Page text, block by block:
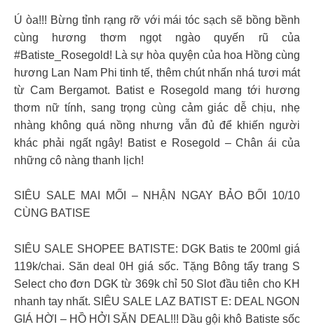
Ú òa!!! Bừng tỉnh rạng rỡ với mái tóc sạch sẽ bồng bềnh
cùng hương thơm ngọt ngào quyến rũ của
#Batiste_Rosegold! Là sự hòa quyện của hoa Hồng cùng
hương Lan Nam Phi tinh tế, thêm chút nhấn nhá tươi mát
từ Cam Bergamot. Batist e Rosegold mang tới hương
thơm nữ tính, sang trọng cùng cảm giác dễ chịu, nhẹ
nhàng không quá nồng nhưng vẫn đủ để khiến người
khác phải ngất ngây! Batist e Rosegold – Chân ái của
những cô nàng thanh lịch!
SIÊU SALE MAI MỐI – NHẬN NGAY BẢO BỐI 10/10
CÙNG BATISE
SIÊU SALE SHOPEE BATISTE: DGK Batis te 200ml giá
119k/chai. Săn deal 0H giá sốc. Tặng Bông tẩy trang S
Select cho đơn DGK từ 369k chỉ 50 Slot đầu tiên cho KH
nhanh tay nhất. SIÊU SALE LAZ BATIST E: DEAL NGON
GIÁ HỜI – HỒ HỞI SĂN DEAL!!! Dầu gội khô Batiste sốc